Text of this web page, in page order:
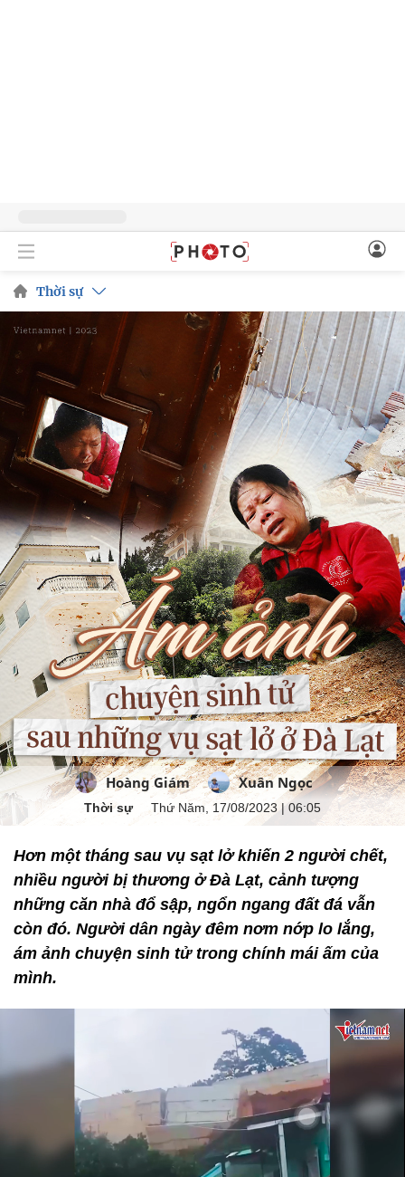
Thời sự
Hoàng Giám Xuân Ngọc
Thời sự Thứ Năm, 17/08/2023 | 06:05
Hơn một tháng sau vụ sạt lở khiến 2 người chết,
nhiều người bị thương ở Đà Lạt, cảnh tượng
những căn nhà đổ sập, ngổn ngang đất đá vẫn
còn đó. Người dân ngày đêm nơm nớp lo lắng,
ám ảnh chuyện sinh tử trong chính mái ấm của
mình.